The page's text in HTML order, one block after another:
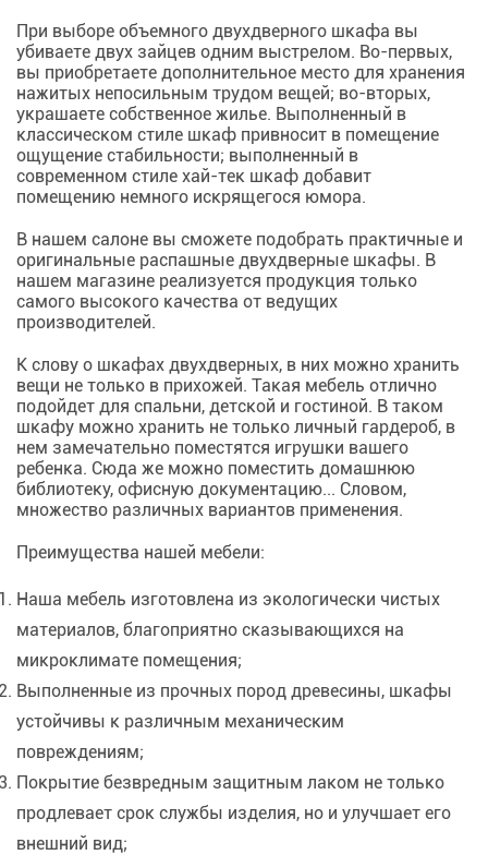
При выборе объемного двухдверного шкафа вы
убиваете двух зайцев одним выстрелом. Во-первых,
вы приобретаете дополнительное место для хранения
нажитых непосильным трудом вещей; во-вторых,
украшаете собственное жилье. Выполненный в
классическом стиле шкаф привносит в помещение
ощущение стабильности; выполненный в
современном стиле хай-тек шкаф добавит
помещению немного искрящегося юмора.
В нашем салоне вы сможете подобрать практичные и
оригинальные распашные двухдверные шкафы. В
нашем магазине реализуется продукция только
самого высокого качества от ведущих
производителей.
К слову о шкафах двухдверных, в них можно хранить
вещи не только в прихожей. Такая мебель отлично
подойдет для спальни, детской и гостиной. В таком
шкафу можно хранить не только личный гардероб, в
нем замечательно поместятся игрушки вашего
ребенка. Сюда же можно поместить домашнюю
библиотеку, офисную документацию... Словом,
множество различных вариантов применения.
Преимущества нашей мебели:
Наша мебель изготовлена из экологически чистых
материалов, благоприятно сказывающихся на
микроклимате помещения;
Выполненные из прочных пород древесины, шкафы
устойчивы к различным механическим
повреждениям;
Покрытие безвредным защитным лаком не только
продлевает срок службы изделия, но и улучшает его
внешний вид;